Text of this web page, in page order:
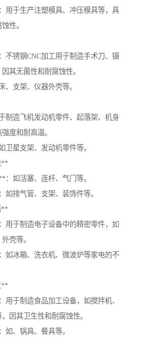
于生产注塑模具、冲压模具等，具
性。
锈钢CNC加工用于制造手术刀、镊
其无菌性和耐腐蚀性。
支架、仪器外壳等。
造飞机发动机零件、起落架、机身
度和耐高温。
星支架、发动机零件等。
**
如活塞、连杆、气门等。
排气管、支架、装饰件等。
**
于制造电子设备中的精密零件，如
壳等。
冰箱、洗衣机、微波炉等家电的不
**
于制造食品加工设备，如搅拌机、
因其卫生性和耐腐蚀性。
、锅具、餐具等。